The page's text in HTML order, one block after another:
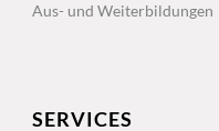
Aus- und Weiterbildungen
SERVICES